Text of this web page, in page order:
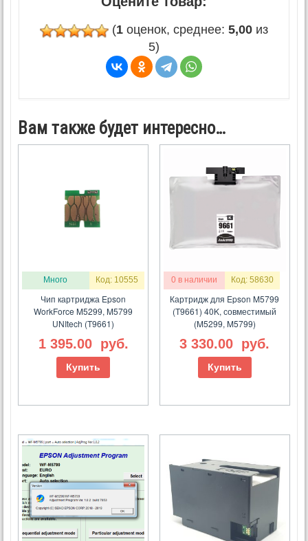
(1 оценок, среднее: 5,00 из
5)
Вам также будет интересно…
Много Код: 10555
Чип картриджа Epson
WorkForce M5299, M5799
UNItech (T9661)
1 395.00 руб.
Купить
0 в наличии Код: 58630
Картридж для Epson M5799
(T9661) 40K, совместимый
(M5299, M5799)
3 330.00 руб.
Купить